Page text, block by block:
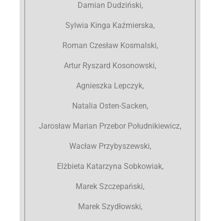
Damian Dudziński,
Sylwia Kinga Kaźmierska,
Roman Czesław Kosmalski,
Artur Ryszard Kosonowski,
Agnieszka Lepczyk,
Natalia Osten-Sacken,
Jarosław Marian Przebor Południkiewicz,
Wacław Przybyszewski,
Elżbieta Katarzyna Sobkowiak,
Marek Szczepański,
Marek Szydłowski,